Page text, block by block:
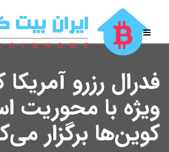
فدرال رزرو
ویژه با محوریت
کوین‌ها برگزار